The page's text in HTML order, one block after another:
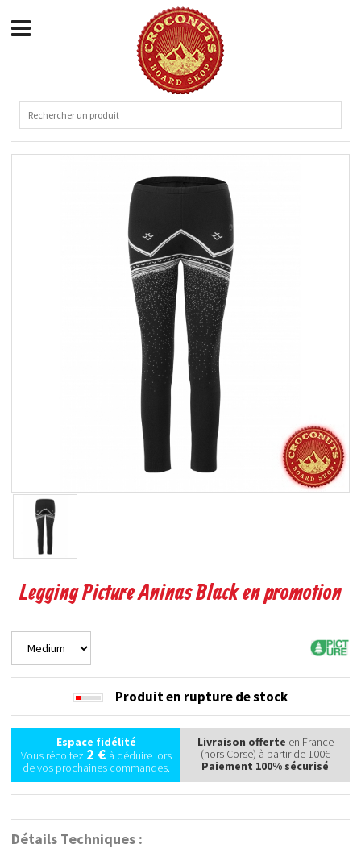
Legging Picture Aninas Black en promotion
Produit en rupture de stock
Espace fidélité
Vous récoltez 2 €à déduire lors
de vos prochaines commandes.
Livraison offerte en France
(hors Corse) à partir de 100€
Paiement 100% sécurisé
Détails Techniques :